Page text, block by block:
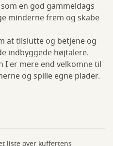
en god gammeldags
minderne frem og skabe
at tilslutte og betjene og
indbyggede højtalere.
I er mere end velkomne til
og spille egne plader.
liste over kuffertens